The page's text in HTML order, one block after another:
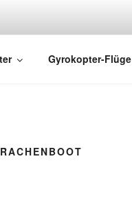
Gyrokopter-Flüge